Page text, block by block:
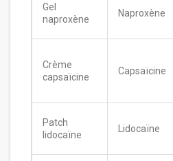
Gel
naproxène
Naproxène
Crème
capsaïcine
Capsaïcine
Patch
lidocaïne
Lidocaïne